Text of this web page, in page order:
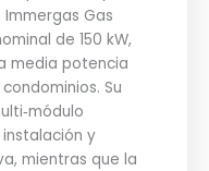
Immergas Gas
de 150 kW,
media potencia
Su
y
mientras que la